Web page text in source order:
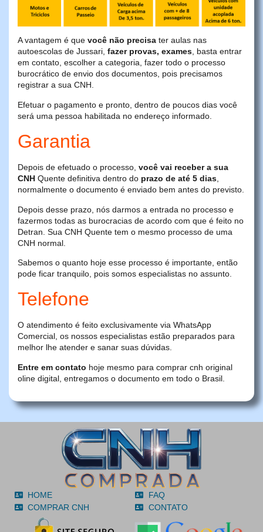
A vantagem é que você não precisa ter aulas nas
autoescolas de Jussari, fazer provas, exames, basta entrar
em contato, escolher a categoria, fazer todo o processo
burocrático de envio dos documentos, pois precisamos
registrar a sua CNH.
Efetuar o pagamento e pronto, dentro de poucos dias você
será uma pessoa habilitada no endereço informado.
Garantia
Depois de efetuado o processo, você vai receber a sua
CNH Quente definitiva dentro do prazo de até 5 dias,
normalmente o documento é enviado bem antes do previsto.
Depois desse prazo, nós darmos a entrada no processo e
fazermos todas as burocracias de acordo com que é feito no
Detran. Sua CNH Quente tem o mesmo processo de uma
CNH normal.
Sabemos o quanto hoje esse processo é importante, então
pode ficar tranquilo, pois somos especialistas no assunto.
Telefone
O atendimento é feito exclusivamente via WhatsApp
Comercial, os nossos especialistas estão preparados para
melhor lhe atender e sanar suas dúvidas.
Entre em contato hoje mesmo para comprar cnh original
oline digital, entregamos o documento em todo o Brasil.
HOME
COMPRAR CNH
FAQ
CONTATO